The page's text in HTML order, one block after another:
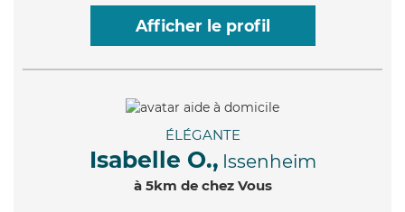
Afficher le profil
ÉLÉGANTE
Isabelle O., Issenheim
à 5km de chez Vous